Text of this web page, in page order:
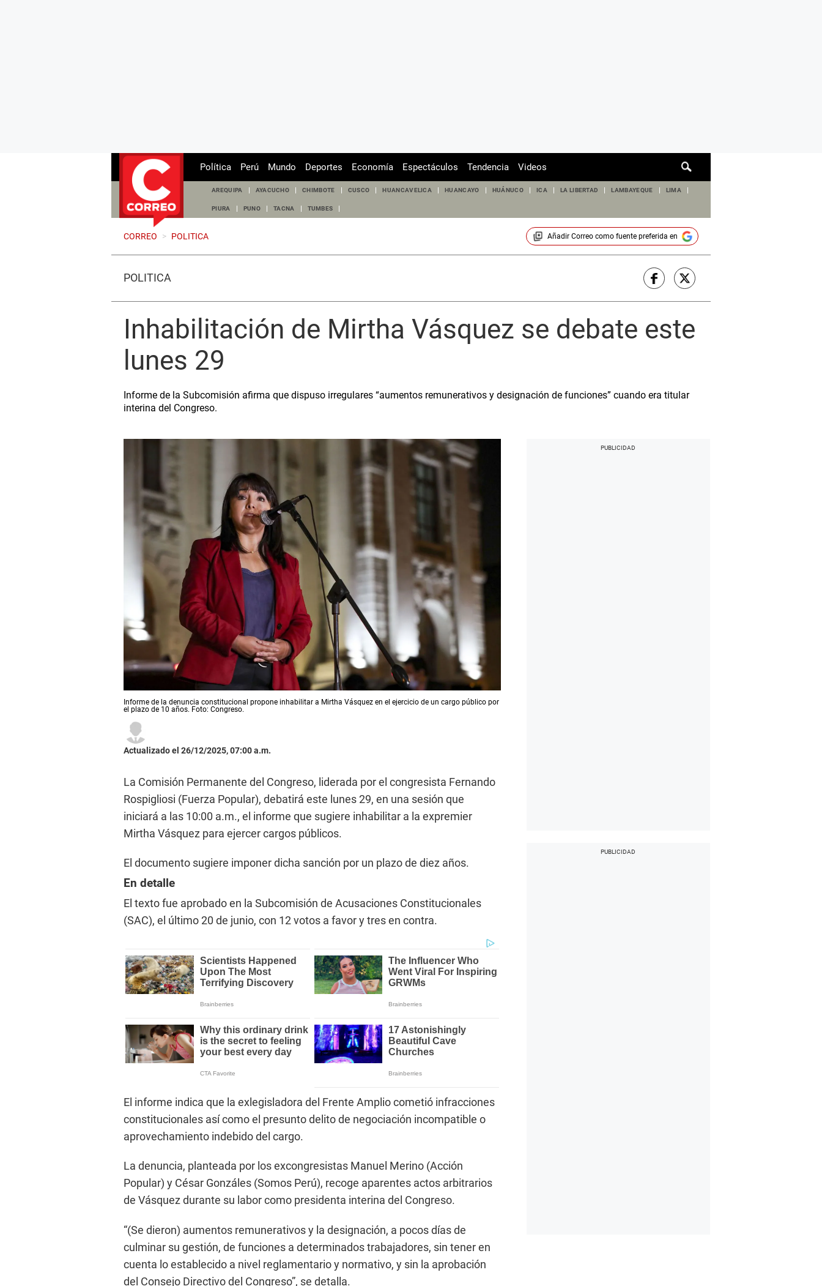
de
Política Perú Mundo Deportes Economía Espectáculos Tendencia Videos
AREQUIPA AYACUCHO CHIMBOTE CUSCO HUANCAVELICA HUANCAYO HUÁNUCO ICA LA LIBERTAD LAMBAYEQUE LIMA
PIURA PUNO TACNA TUMBES
CORREO > POLITICA Añadir Correocomo fuente preferida en
POLÍTICA
Inhabilitación de Mirtha Vásquez se debate este
lunes 29
Informe de la Subcomisión afirma que dispuso irregulares “aumentos remunerativos y designación de funciones” cuando era titular
interina del Congreso.
Informe de la denuncia constitucional propone inhabilitar a Mirtha Vásquez en el ejercicio de un cargo público por
el plazo de 10 años. Foto: Congreso.
Actualizado el 26/12/2025, 07:00 a.m.
La Comisión Permanente del Congreso, liderada por el congresista Fernando
Rospigliosi (Fuerza Popular), debatirá este lunes 29, en una sesión que
iniciará a las 10:00 a.m., el informe que sugiere inhabilitar a la expremier
Mirtha Vásquez para ejercer cargos públicos.
El documento sugiere imponer dicha sanción por un plazo de diez años.
En detalle
El texto fue aprobado en la Subcomisión de Acusaciones Constitucionales
(SAC), el último 20 de junio, con 12 votos a favor y tres en contra.
El informe indica que la exlegisladora del Frente Amplio cometió infracciones
constitucionales así como el presunto delito de negociación incompatible o
aprovechamiento indebido del cargo.
La denuncia, planteada por los excongresistas Manuel Merino (Acción
Popular) y César Gonzáles (Somos Perú), recoge aparentes actos arbitrarios
de Vásquez durante su labor como presidenta interina del Congreso.
“(Se dieron) aumentos remunerativos y la designación, a pocos días de
culminar su gestión, de funciones a determinados trabajadores, sin tener en
cuenta lo establecido a nivel reglamentario y normativo, y sin la aprobación
del Consejo Directivo del Congreso”, se detalla.